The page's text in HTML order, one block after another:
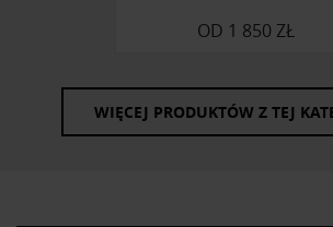
OD 1 850 ZŁ
WIĘCEJ PRODUKTÓW Z TEJ